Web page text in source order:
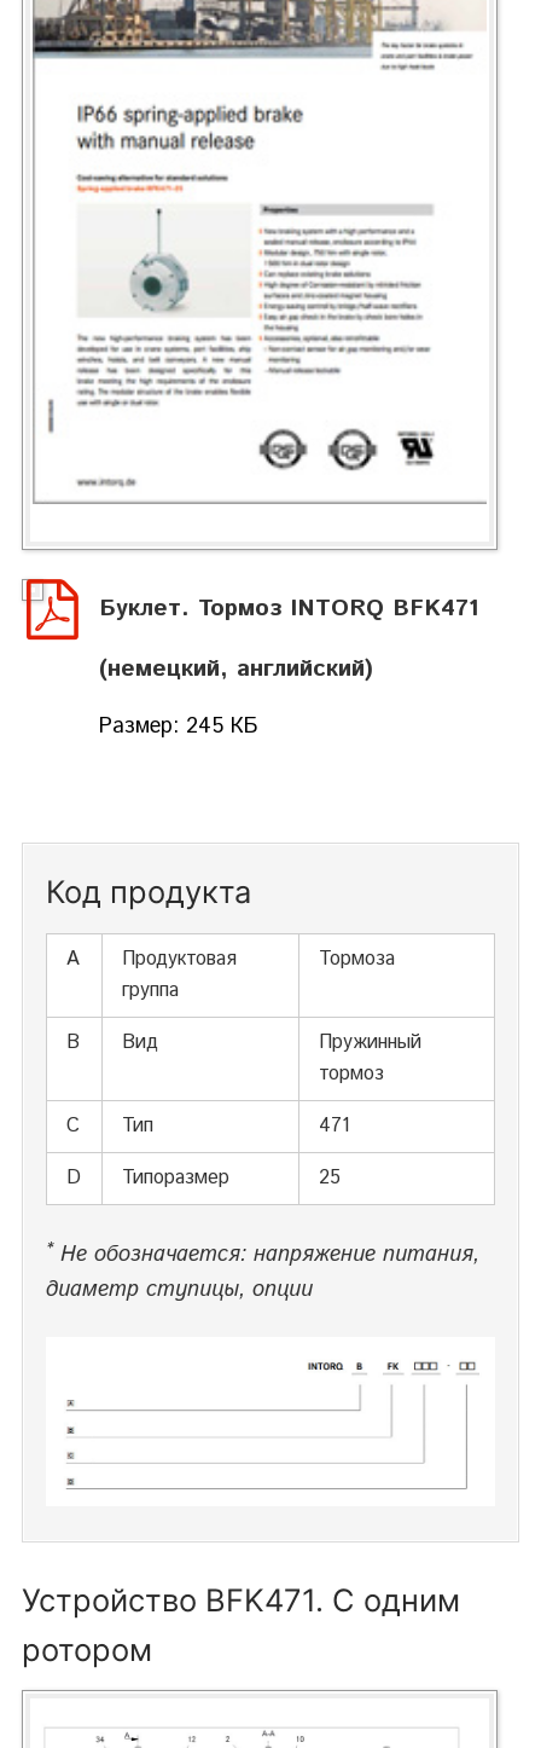
Буклет. Тормоз INTORQ BFK471
(немецкий, английский)
Размер: 245 КБ
Код продукта
А
Продуктовая
группа
Тормоза
В Вид
Пружинный
тормоз
С
Тип
471
D
Типоразмер 25
*Не обозначается: напряжение питания,
диаметр ступицы, опции
Устройство BFK471. С одним
ротором